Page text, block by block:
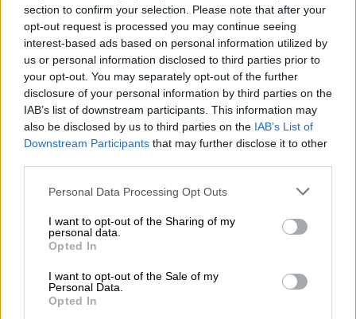
section to confirm your selection. Please note that after your
opt-out request is processed you may continue seeing
interest-based ads based on personal information utilized by
us or personal information disclosed to third parties prior to
your opt-out. You may separately opt-out of the further
disclosure of your personal information by third parties on the
IAB’s list of downstream participants. This information may
also be disclosed by us to third parties on the IAB’s List of
Downstream Participants that may further disclose it to other
Personal Data Processing Opt Outs
I want to opt-out of the Sharing of my
personal data.
Opted In
I want to opt-out of the Sale of my
Personal Data.
Opted In
Libri da colorare per bambini – CANI
Età: da 3 anni
€ 3,90